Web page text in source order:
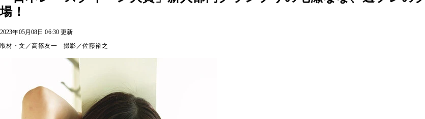
場！
2023年05月08日 06:30 更新
取材・文／高篠友一 撮影／佐藤裕之